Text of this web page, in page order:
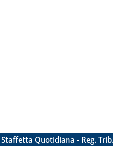
Staffetta Quotidiana - Reg.